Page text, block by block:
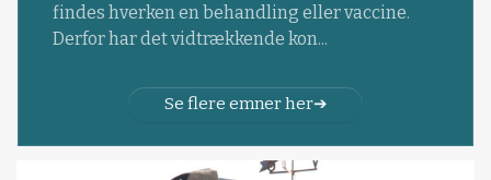
findes hverken en behandling eller vaccine.
Derfor har det vidtrækkende kon...
Se flere emner her